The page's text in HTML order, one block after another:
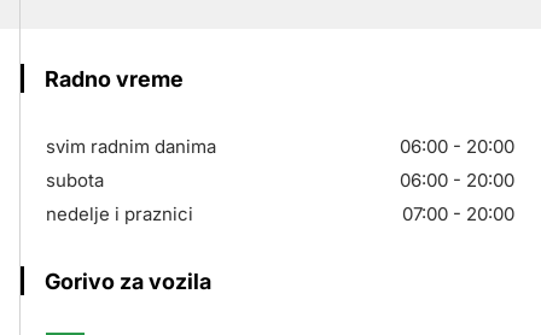
Radno vreme
svim radnim danima
06:00 - 20:00
subota
06:00 - 20:00
nedelje i praznici
07:00 - 20:00
Gorivo za vozila